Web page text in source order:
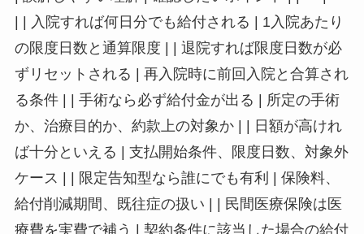
| | 入院すれば何日分でも給付される | 1入院あたり
の限度日数と通算限度 | | 退院すれば限度日数が必
ずリセットされる | 再入院時に前回入院と合算され
る条件 | | 手術なら必ず給付金が出る | 所定の手術
か、治療目的か、約款上の対象か | | 日額が高けれ
ば十分といえる | 支払開始条件、限度日数、対象外
ケース | | 限定告知型なら誰にでも有利 | 保険料、
給付削減期間、既往症の扱い | | 民間医療保険は医
療費を実費で補う | 契約条件に該当した場合の給付